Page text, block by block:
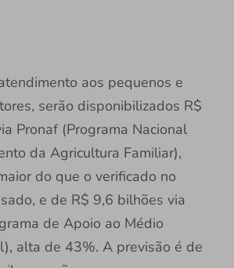
aos pequenos e
serão disponibilizados R$
Pronaf (Programa Nacional
da Agricultura Familiar),
do que o verificado no
e de R$ 9,6 bilhões via
de Apoio ao Médio
alta de 43%. A previsão é de